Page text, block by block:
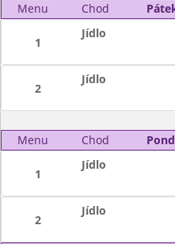
Menu Chod
1
Jídlo
2
Jídlo
Menu Chod
1
Jídlo
2
Jídlo